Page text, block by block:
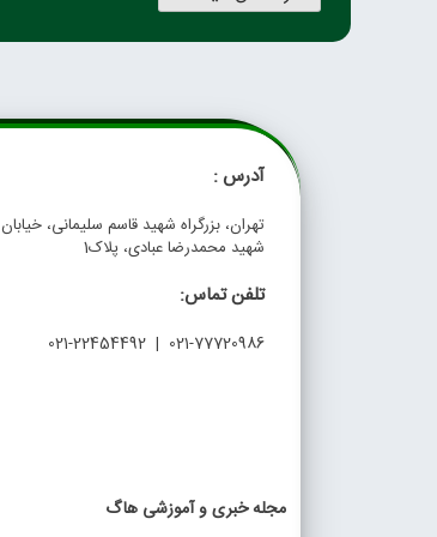
آدرس :
تهران، بزرگراه شهید قاسم سلیمانی، خیابان
شهید محمدرضا عبادی، پلاک1
تلفن تماس:
021-77720986 | 021-22454492
مجله خبری و آموزشی هاگ